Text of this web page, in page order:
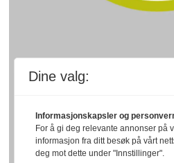
Dine valg:
Informasjonskapsler og
For å gi deg relevante annonser på
informasjon fra ditt besøk på vårt
deg mot dette under "Innstillinger".